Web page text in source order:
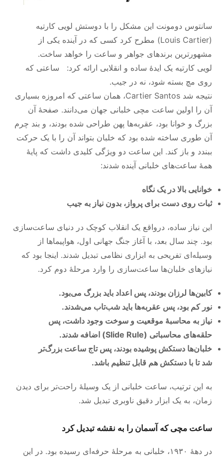
سانتوس دومونت این مشکل را با دوستش لویی کارتیه
(Louis Cartier) مطرح کرد کسی که در آینده یکی از
مشهورترین برندهای جواهر و ساعت را خواهد ساخت.
لویی کارتیه یک ایدهٔ ساده و انقلابی ارائه کرد: ساعتی که
روی مچ بسته شود، نه در جیب.
نتیجه شد Cartier Santos، همان ساعتی که امروزه بسیاری
آن را اولین ساعت مچی خلبانی جهان می‌دانند. صفحهٔ آن
بزرگ و خوانا بود، عقربه‌ها پهن طراحی شده بودند، و بند چرم
آن طوری ساخته شده بود که خلبان بتواند آن را با یک حرکت
ببندد و باز کند. این ساعت دو ویژگی کلیدی داشت که پایهٔ
همهٔ ساعت‌های خلبانی آینده شدند:
خوانایی بالا در یک نگاه
ثبات روی دست برای پرواز، بدون نیاز به جیب
این نیاز ساده، درواقع یک انقلاب کوچک در دنیای ساعت‌سازی
بود. چند سال بعد، با آغاز جنگ جهانی اول، هواپیماها از
وسیله‌ای تفریحی به ابزاری نظامی تبدیل شدند. اینجا بود که
نیازهای خلبان‌ها ساعت‌سازی را وارد مرحلهٔ دوم کرد.
کابین‌ها لرزان بودند، پس اعداد باید بزرگ می‌بود.
نور کم بود، پس عقربه‌ها باید شب‌تاب می‌شدند.
نیاز به محاسبهٔ موقعیت و سوخت وجود داشت، پس
حلقه‌های محاسباتی (Slide Rule) اضافه شدند.
خلبان‌ها دستکش پوشیده بودند، پس تاج ساعت بزرگ‌تر
شد تا با دستکش هم قابل تنظیم باشد.
به این ترتیب، ساعت خلبانی از یک وسیلهٔ راحت‌تر برای دیدن
زمان، به یک ابزار دقیق ناوبری تبدیل شد.
ساعت مچی که آسمان را به نقشه تبدیل کرد
در دههٔ ۱۹۳۰، خلبانی به مرحلهٔ حرفه‌ای رسیده بود. در این